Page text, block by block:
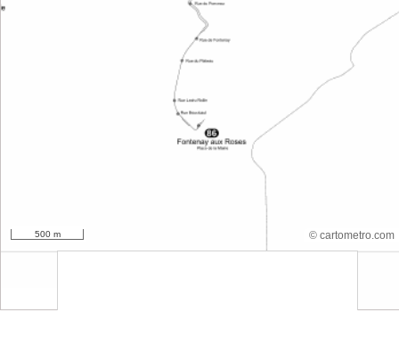
© cartometro.com
500 m